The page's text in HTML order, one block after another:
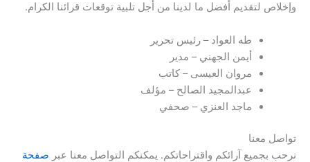
وإخلاص لتقديم أفضل ما لدينا من أجل تلبية توقعات قرائنا الكرام.
طه العواد – رئيس تحرير
أيمن الجهني – مدير
مروان العيسى – كاتب
عبدالمجيد الصالح – مؤلف
ماجد العنزي – صحفي
تواصل معنا
نرحب بجميع آرائكم واقتراحاتكم. يمكنكم التواصل معنا عبر صفحة